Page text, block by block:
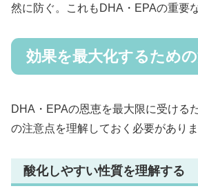
然に防ぐ。これもDHA・EPAの重要
効果を最大化するため
DHA・EPAの恩恵を最大限に受ける
の注意点を理解しておく必要がありま
酸化しやすい性質を理解する